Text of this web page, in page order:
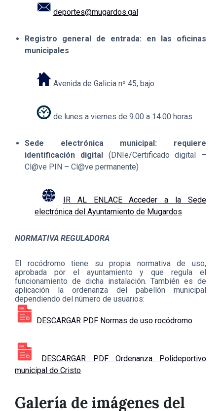
deportes@mugardos.gal
Registro general de entrada: en las oficinas
municipales
Avenida de Galicia nº 45, bajo
de lunes a viernes de 9.00 a 14.00 horas
Sede electrónica municipal: requiere
identificación digital(DNIe/Certificado digital –
Cl@ve PIN – Cl@ve permanente)
IR AL ENLACE Acceder a la Sede
electrónica del Ayuntamiento de Mugardos
NORMATIVA REGULADORA
El rocódromo tiene su propia normativa de uso,
aprobada por el ayuntamiento y que regula el
funcionamiento de dicha instalación. También es de
aplicación la ordenanza del pabellón municipal
dependiendo del número de usuarios:
DESCARGAR PDF Normas de uso rocódromo
DESCARGAR PDF Ordenanza Polideportivo
municipal do Cristo
Galería de imágenes del